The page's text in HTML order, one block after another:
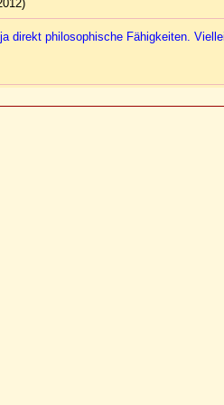
direkt philosophische Fähigkeiten.